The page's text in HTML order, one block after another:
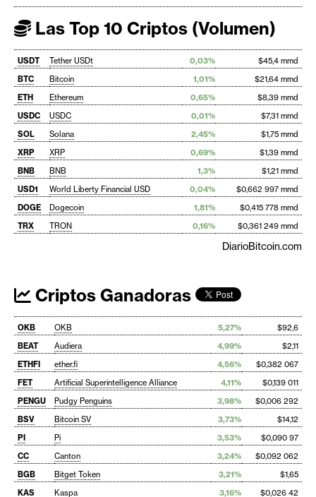
Las Top 10 Criptos (Volumen)
USDT Tether USDt 0,03%
$45,4 mmd
BTC
Bitcoin 1,01%
$21,64 mmd
ETH
Ethereum 0,65%
$8,39 mmd
USDC
USDC 0,01%
$7,31 mmd
SOL
Solana 2,45%
$1,75 mmd
XRP
XRP 0,69%
$1,39 mmd
BNB
BNB 1,3%
$1,21 mmd
USD1
World Liberty Financial USD 0,04%
$0,662 997 mmd
DOGE
Dogecoin 1,81%
$0,415 778 mmd
TRX
TRON 0,16% $0,361 249 mmd
DiarioBitcoin.com
Criptos Ganadoras
OKB OKB 5,27%
$92,6
BEAT
Audiera 4,99%
$2,11
ETHFI
ether.fi 4,56%
$0,382 067
FET
Artificial Superintelligence Alliance 4,11%
$0,139 011
PENGU
Pudgy Penguins 3,98%
$0,006 292
BSV
Bitcoin SV 3,73%
$14,12
PI
Pi 3,53%
$0,090 97
CC
Canton 3,24%
$0,092 062
BGB
Bitget Token 3,21%
$1,65
KAS
Kaspa 3,16% $0,026 42